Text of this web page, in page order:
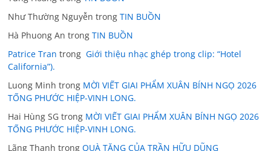
Như Thường Nguyễn trongTIN BUỒN
Hà Phuong An trongTIN BUỒN
Patrice Tran trong Giới thiệu nhạc ghép trong clip: “Hotel
California”).
Luong Minh trong MỜI VIẾT GIAI PHẨM XUÂN BÍNH NGỌ 2026
TỐNG PHƯỚC HIỆP-VINH LONG.
Hai Hùng SG trong MỜI VIẾT GIAI PHẨM XUÂN BÍNH NGỌ 2026
TỐNG PHƯỚC HIỆP-VINH LONG.
Lãng Thanh trongQUÀ TẶNG CỦA TRẦN HỮU DŨNG